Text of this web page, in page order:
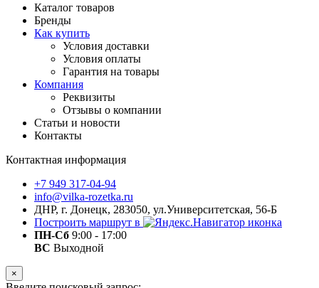
Каталог товаров
Бренды
Как купить
Условия доставки
Условия оплаты
Гарантия на товары
Компания
Реквизиты
Отзывы о компании
Статьи и новости
Контакты
Контактная информация
+7 949 317-04-94
info@vilka-rozetka.ru
ДНР, г. Донецк, 283050, ул.Университетская, 56-Б
Построить маршрут в
ПН-Сб 9:00 - 17:00
ВС Выходной
×